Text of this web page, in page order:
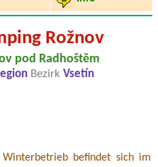
Rožnov
pod Radhoštěm
Bezirk Vsetín
befindet sich im